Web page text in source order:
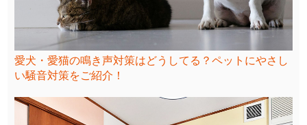
愛犬・愛猫の鳴き声対策はどうしてる？ペットにやさし
い騒音対策をご紹介！